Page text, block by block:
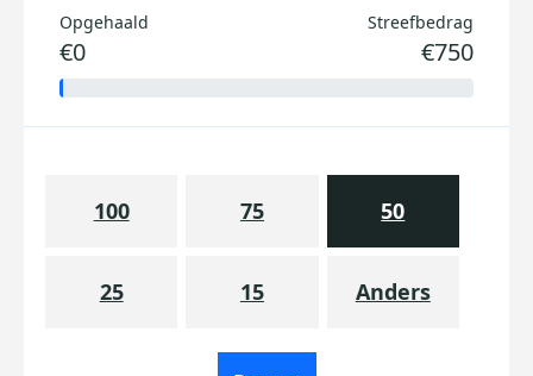
Opgehaald
€0
Streefbedrag
€750
100 75 50
25 15 Anders